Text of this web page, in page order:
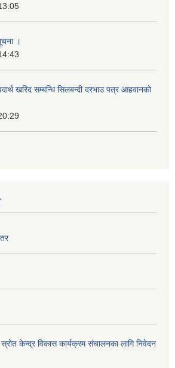
।
खरिद सम्बन्धि सिलबन्दी दरभाउ पत्र आहवानको
स्रोत केन्द्र विकास कार्यक्रम संचालनका लागि निवेदन